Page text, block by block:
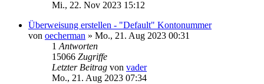
Mi., 22. Nov 2023 15:12
Überweisung erstellen - "Default" Kontonummer
von oecherman » Mo., 21. Aug 2023 00:31
1 Antworten
15066 Zugriffe
Letzter Beitrag von vader
Mo., 21. Aug 2023 07:34